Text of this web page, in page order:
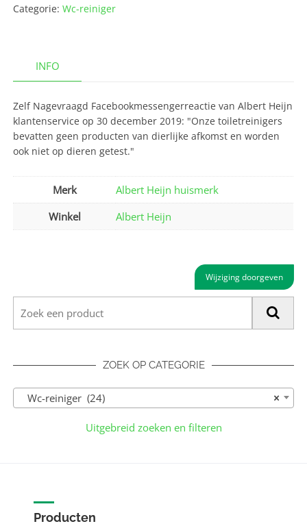
Categorie:Wc-reiniger
INFO
Zelf Nagevraagd Facebookmessengerreactie van Albert Heijn
klantenservice op 30 december 2019: "Onze toiletreinigers
bevatten geen producten van dierlijke afkomst en worden
ook niet op dieren getest."
Merk
Albert Heijn huismerk
Winkel
Albert Heijn
Wijziging doorgeven
ZOEK OP CATEGORIE
×
Wc-reiniger (24)
Uitgebreid zoeken en filteren
Producten